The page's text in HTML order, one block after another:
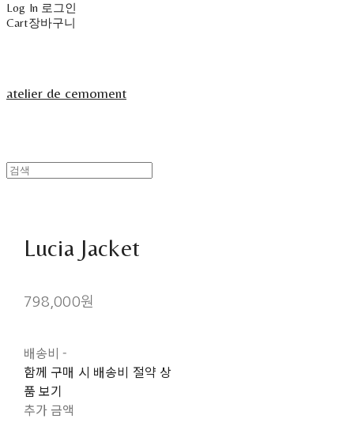
Log In 로그인
Cart장바구니
atelier de cemoment
Lucia Jacket
798,000원
배송비 -
함께 구매 시 배송비 절약 상
품 보기
추가 금액